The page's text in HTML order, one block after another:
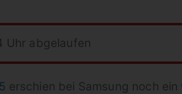
Uhr abgelaufen
erschien bei Samsung noch